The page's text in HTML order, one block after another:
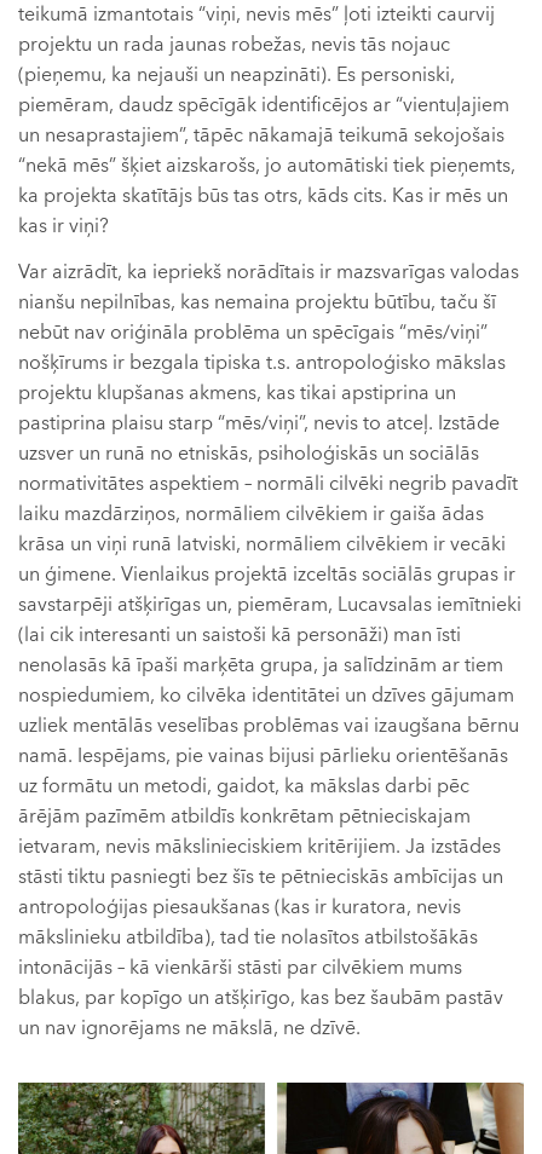
teikumā izmantotais “viņi, nevis mēs” ļoti izteikti caurvij
projektu un rada jaunas robežas, nevis tās nojauc
(pieņemu, ka nejauši un neapzināti). Es personiski,
piemēram, daudz spēcīgāk identificējos ar “vientuļajiem
un nesaprastajiem”, tāpēc nākamajā teikumā sekojošais
“nekā mēs” šķiet aizskarošs, jo automātiski tiek pieņemts,
ka projekta skatītājs būs tas otrs, kāds cits. Kas ir mēs un
kas ir viņi?
Var aizrādīt, ka iepriekš norādītais ir mazsvarīgas valodas
nianšu nepilnības, kas nemaina projektu būtību, taču šī
nebūt nav oriģināla problēma un spēcīgais “mēs/viņi”
nošķīrums ir bezgala tipiska t.s. antropoloģisko mākslas
projektu klupšanas akmens, kas tikai apstiprina un
pastiprina plaisu starp “mēs/viņi”, nevis to atceļ. Izstāde
uzsver un runā no etniskās, psiholoģiskās un sociālās
normativitātes aspektiem – normāli cilvēki negrib pavadīt
laiku mazdārziņos, normāliem cilvēkiem ir gaiša ādas
krāsa un viņi runā latviski, normāliem cilvēkiem ir vecāki
un ģimene. Vienlaikus projektā izceltās sociālās grupas ir
savstarpēji atšķirīgas un, piemēram, Lucavsalas iemītnieki
(lai cik interesanti un saistoši kā personāži) man īsti
nenolasās kā īpaši marķēta grupa, ja salīdzinām ar tiem
nospiedumiem, ko cilvēka identitātei un dzīves gājumam
uzliek mentālās veselības problēmas vai izaugšana bērnu
namā. Iespējams, pie vainas bijusi pārlieku orientēšanās
uz formātu un metodi, gaidot, ka mākslas darbi pēc
ārējām pazīmēm atbildīs konkrētam pētnieciskajam
ietvaram, nevis mākslinieciskiem kritērijiem. Ja izstādes
stāsti tiktu pasniegti bez šīs te pētnieciskās ambīcijas un
antropoloģijas piesaukšanas (kas ir kuratora, nevis
mākslinieku atbildība), tad tie nolasītos atbilstošākās
intonācijās – kā vienkārši stāsti par cilvēkiem mums
blakus, par kopīgo un atšķirīgo, kas bez šaubām pastāv
un nav ignorējams ne mākslā, ne dzīvē.